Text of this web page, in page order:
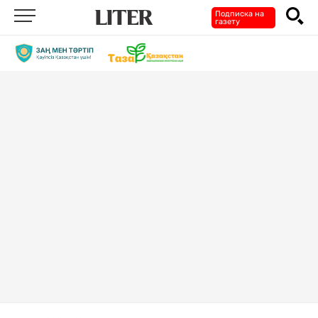
Подписка на
газету